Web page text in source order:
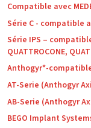
Compatible avec
Série C - compatible
Série IPS – compatible
QUATTROCONE,
Anthogyr*-
AT-Serie (Anthogyr
AB-Serie (Anthogyr
BEGO Implant